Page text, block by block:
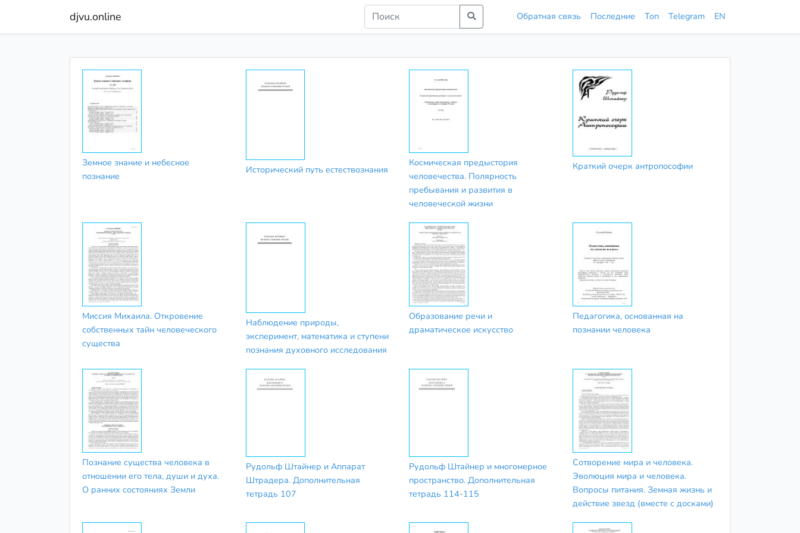
djvu.online Обратная связь Последние Топ Telegram EN
Земное знание и небесное
познание
Исторический путь естествознания
Космическая предыстория
человечества. Полярность
пребывания и развития в
человеческой жизни
Краткий очерк антропософии
Миссия Михаила. Откровение
собственных тайн человеческого
существа
Наблюдение природы,
эксперимент, математика и ступени
познания духовного исследования
Образование речи и
драматическое искусство
Педагогика, основанная на
познании человека
Познание существа человека в
отношении его тела, души и духа.
О ранних состояниях Земли
Рудольф Штайнер и Аппарат
Штрадера. Дополнительная
тетрадь 107
Рудольф Штайнер и многомерное
пространство. Дополнительная
тетрадь 114-115
Сотворение мира и человека.
Эволюция мира и человека.
Вопросы питания. Земная жизнь и
действие звезд (вместе с досками)